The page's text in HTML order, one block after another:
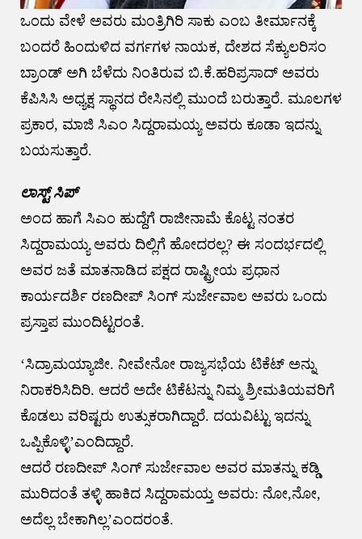
ಒಂದು ವೇಳೆ ಅವರು ಮಂತ್ರಿಗಿರಿ ಸಾಕು ಎಂಬ ತೀರ್ಮಾನಕ್ಕೆ
ಬಂದರೆ ಹಿಂದುಳಿದ ವರ್ಗಗಳ ನಾಯಕ, ದೇಶದ ಸೆಕ್ಯುಲರಿಸಂ
ಬ್ರಾಂಡ್ ಅಗಿ ಬೆಳೆದು ನಿಂತಿರುವ ಬಿ.ಕೆ.ಹರಿಪ್ರಸಾದ್ ಅವರು
ಕೆಪಿಸಿಸಿ ಅಧ್ಯಕ್ಷ ಸ್ಥಾನದ ರೇಸಿನಲ್ಲಿ ಮುಂದೆ ಬರುತ್ತಾರೆ. ಮೂಲಗಳ
ಪ್ರಕಾರ, ಮಾಜಿ ಸಿಎಂ ಸಿದ್ದರಾಮಯ್ಯ ಅವರು ಕೂಡಾ ಇದನ್ನು
ಬಯಸುತ್ತಾರೆ.
ಲಾಸ್ಟ್ ಸಿಪ್
ಅಂದ ಹಾಗೆ ಸಿಎಂ ಹುದ್ದೆಗೆ ರಾಜೀನಾಮೆ ಕೊಟ್ಟ ನಂತರ
ಸಿದ್ದರಾಮಯ್ಯ ಅವರು ದಿಲ್ಲಿಗೆ ಹೋದರಲ್ಲ? ಈ ಸಂದರ್ಭದಲ್ಲಿ
ಅವರ ಜತೆ ಮಾತನಾಡಿದ ಪಕ್ಷದ ರಾಷ್ಟ್ರೀಯ ಪ್ರಧಾನ
ಕಾರ್ಯದರ್ಶಿ ರಣದೀಪ್ ಸಿಂಗ್ ಸುರ್ಜೇವಾಲ ಅವರು ಒಂದು
ಪ್ರಸ್ತಾಪ ಮುಂದಿಟ್ಟರಂತೆ.
‘ಸಿದ್ರಾಮಯ್ಯಾಜೀ. ನೀವೇನೋ ರಾಜ್ಯಸಭೆಯ ಟಿಕೆಟ್ ಅನ್ನು
ನಿರಾಕರಿಸಿದಿರಿ. ಆದರೆ ಅದೇ ಟಿಕೆಟನ್ನು ನಿಮ್ಮ ಶ್ರೀಮತಿಯವರಿಗೆ
ಕೊಡಲು ವರಿಷ್ಟರು ಉತ್ಸುಕರಾಗಿದ್ದಾರೆ. ದಯವಿಟ್ಟು ಇದನ್ನು
ಒಪ್ಪಿಕೊಳ್ಳಿ’ಎಂದಿದ್ದಾರೆ.
ಆದರೆ ರಣದೀಪ್ ಸಿಂಗ್ ಸುರ್ಜೇವಾಲ ಅವರ ಮಾತನ್ನು ಕಡ್ಡಿ
ಮುರಿದಂತೆ ತಳ್ಳಿ ಹಾಕಿದ ಸಿದ್ದರಾಮಯ್ತ ಅವರು: ನೋ,ನೋ,
ಅದೆಲ್ಲ ಬೇಕಾಗಿಲ್ಲ’ಎಂದರಂತೆ.